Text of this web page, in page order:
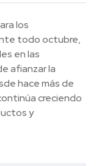
los
todo octubre,
en las
afianzar la
hace más de
creciendo
y